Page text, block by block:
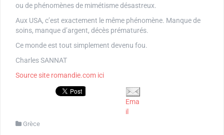
ou de phénomènes de mimétisme désastreux.
Aux USA, c’est exactement le même phénomène. Manque de
soins, manque d’argent, décès prématurés.
Ce monde est tout simplement devenu fou.
Charles SANNAT
Source site romandie.com ici
Ema
il
Grèce